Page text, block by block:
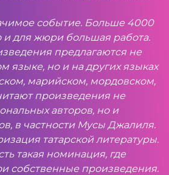
событие. Больше 4000
и для жюри большая работа.
предлагаются не
языке, но и на других языках
марийском, мордовском,
произведения не
авторов, но и
в частности Мусы Джалиля.
татарской литературы.
такая номинация, где
собственные произведения.